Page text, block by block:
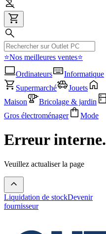
⭐Nos meilleures ventes⭐
Ordinateurs
Informatique
Supermarché
Jouets
Maison
Bricolage & jardin
Gros électroménager
Mode
Erreur interne.
Veuillez actualiser la page
Liquidation de stockDevenir
fournisseur